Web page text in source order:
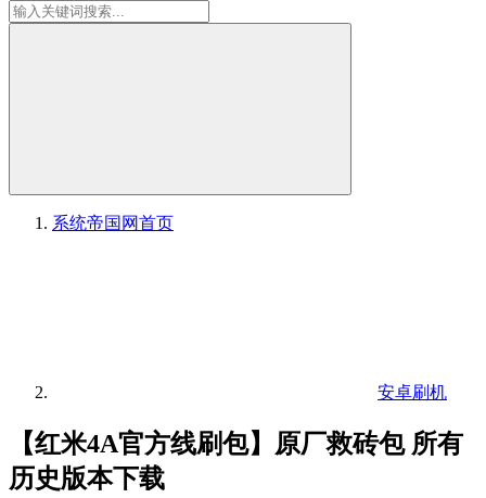
系统帝国网首页
安卓刷机
【红米4A官方线刷包】原厂救砖包 所有
历史版本下载